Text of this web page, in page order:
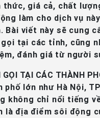
thức, giá cả, chất
làm cho dịch vụ
Bài viết này sẽ cung
tại các tỉnh, cũng
đánh giá từ người
GỌI TẠI CÁC THÀNH
phố lớn như Hà Nội,
không chỉ nổi tiếng
là địa điểm sôi động